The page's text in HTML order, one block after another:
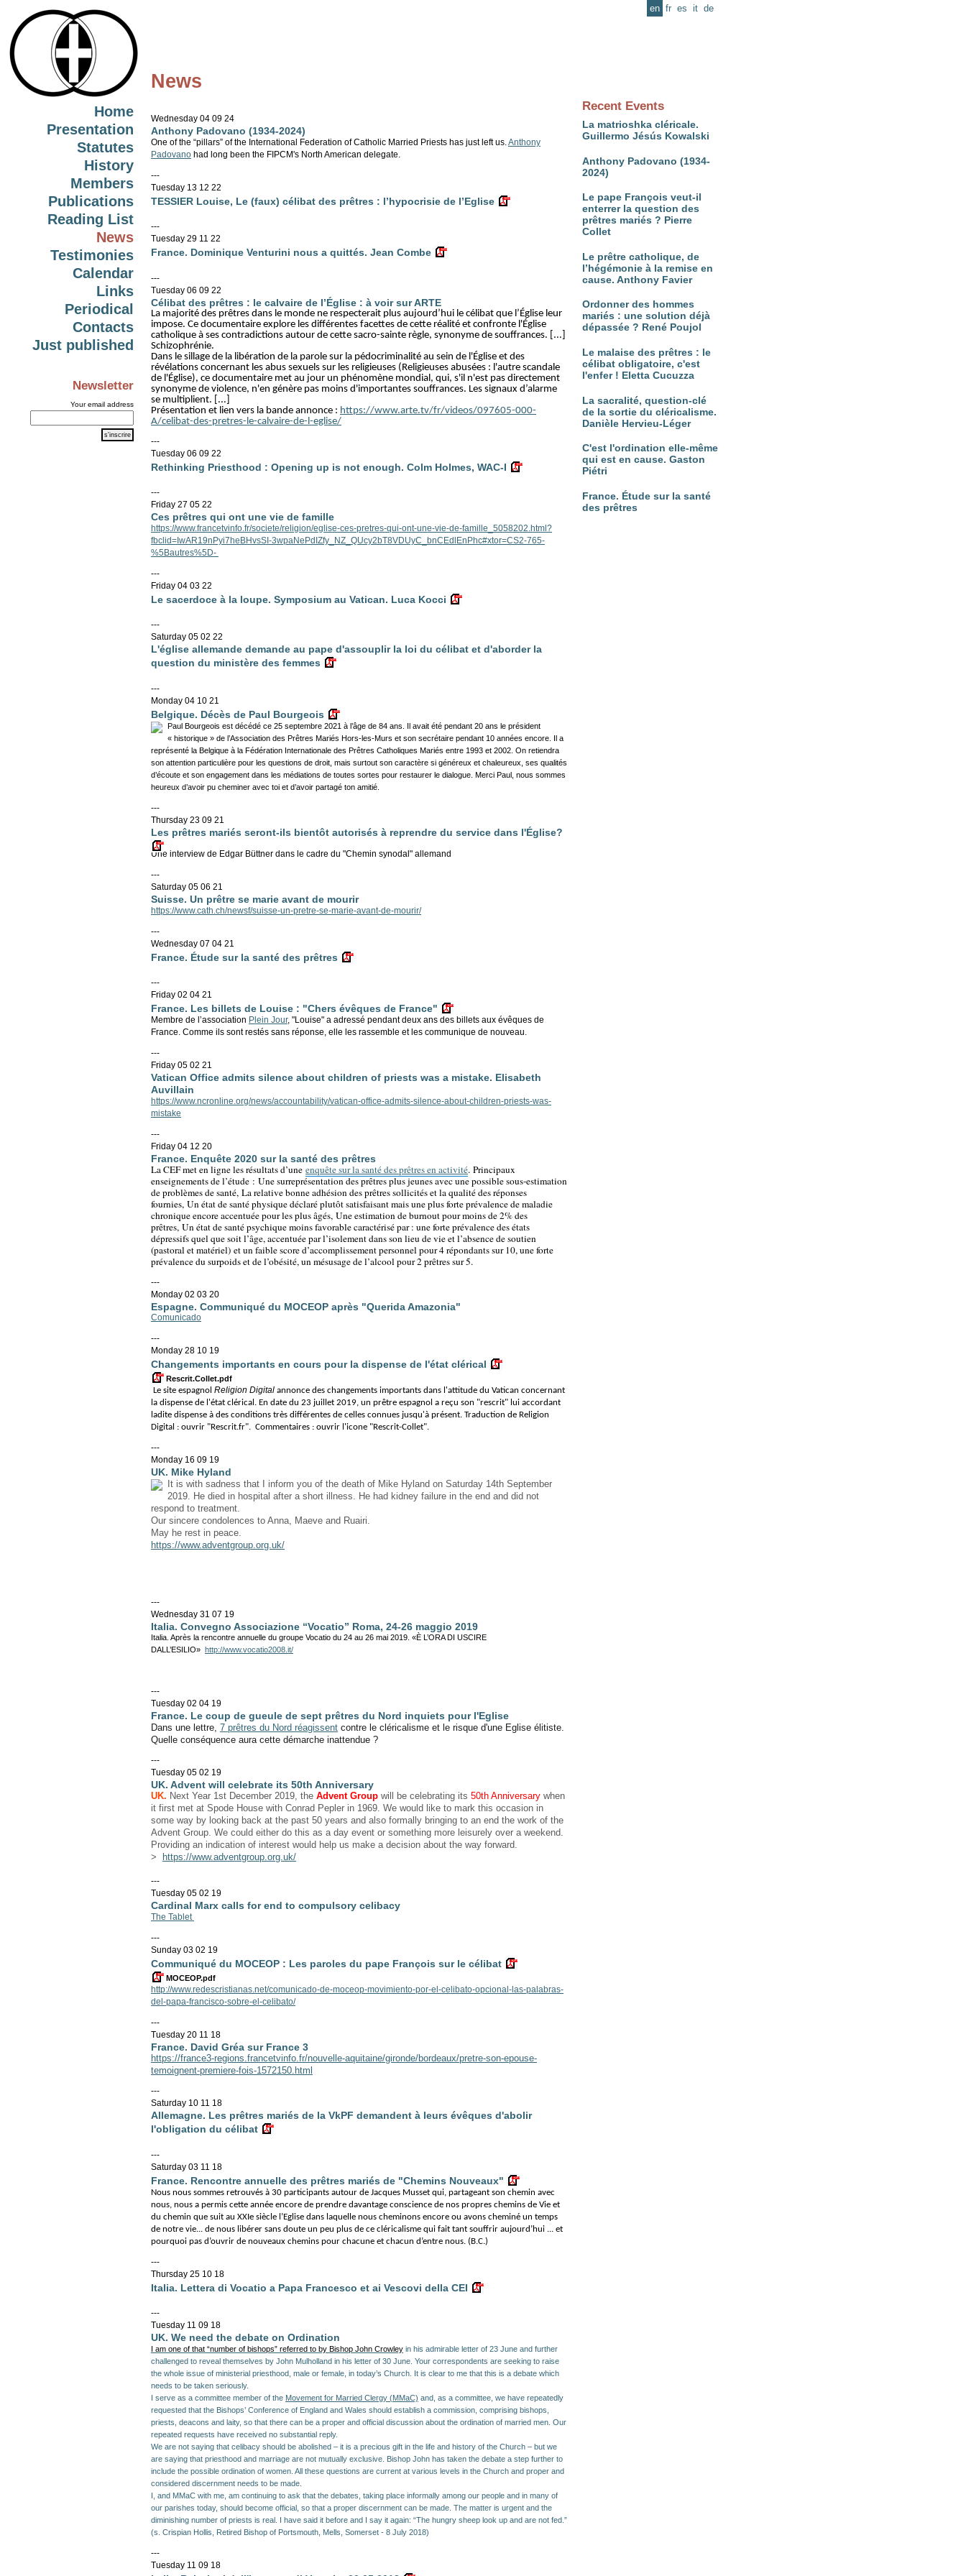
Home
Presentation
Statutes
History
Members
Publications
Reading List
News
Testimonies
Calendar
Links
Periodical
Contacts
Just published
Newsletter
Your email address
en fr es it de
Recent Events
La matrioshka cléricale.
Guillermo Jésús Kowalski
Anthony Padovano (1934-
2024)
Le pape François veut-il
enterrer la question des
prêtres mariés ? Pierre
Collet
Le prêtre catholique, de
l’hégémonie à la remise en
cause. Anthony Favier
Ordonner des hommes
mariés : une solution déjà
dépassée ? René Poujol
Le malaise des prêtres : le
célibat obligatoire, c'est
l'enfer ! Eletta Cucuzza
La sacralité, question-clé
de la sortie du cléricalisme.
Danièle Hervieu-Léger
C'est l'ordination elle-même
qui est en cause. Gaston
Piétri
France. Étude sur la santé
des prêtres
News
Wednesday 04 09 24
Anthony Padovano (1934-2024)
One of the “pillars” of the International Federation of Catholic Married Priests has just left us. Anthony
Padovano had long been the FIPCM's North American delegate.
---
Tuesday 13 12 22
TESSIER Louise, Le (faux) célibat des prêtres : l’hypocrisie de l’Eglise
---
Tuesday 29 11 22
France. Dominique Venturini nous a quittés. Jean Combe
---
Tuesday 06 09 22
Célibat des prêtres : le calvaire de l’Église : à voir sur ARTE
La majorité des prêtres dans le monde ne respecterait plus aujourd’hui le célibat que l’Église leur
impose. Ce documentaire explore les différentes facettes de cette réalité et confronte l'Église
catholique à ses contradictions autour de cette sacro-sainte règle, synonyme de souffrances. [...]
Schizophrénie.
Dans le sillage de la libération de la parole sur la pédocriminalité au sein de l'Église et des
révélations concernant les abus sexuels sur les religieuses (Religieuses abusées : l'autre scandale
de l'Église), ce documentaire met au jour un phénomène mondial, qui, s'il n'est pas directement
synonyme de violence, n'en génère pas moins d'importantes souffrances. Les signaux d’alarme
se multiplient. [...]
Présentation et lien vers la bande annonce : https://www.arte.tv/fr/videos/097605-000-
A/celibat-des-pretres-le-calvaire-de-l-eglise/
---
Tuesday 06 09 22
Rethinking Priesthood : Opening up is not enough. Colm Holmes, WAC-I
---
Friday 27 05 22
Ces prêtres qui ont une vie de famille
https://www.francetvinfo.fr/societe/religion/eglise-ces-pretres-qui-ont-une-vie-de-famille_5058202.html?
fbclid=IwAR19nPyi7heBHvsSI-3wpaNePdIZfy_NZ_QUcy2bT8VDUyC_bnCEdlEnPhc#xtor=CS2-765-
%5Bautres%5D-
---
Friday 04 03 22
Le sacerdoce à la loupe. Symposium au Vatican. Luca Kocci
---
Saturday 05 02 22
L'église allemande demande au pape d'assouplir la loi du célibat et d'aborder la
question du ministère des femmes
---
Monday 04 10 21
Belgique. Décès de Paul Bourgeois
Paul Bourgeois est décédé ce 25 septembre 2021 à l’âge de 84 ans. Il avait été pendant 20 ans le président
« historique » de l’Association des Prêtres Mariés Hors-les-Murs et son secrétaire pendant 10 années encore. Il a
représenté la Belgique à la Fédération Internationale des Prêtres Catholiques Mariés entre 1993 et 2002. On retiendra
son attention particulière pour les questions de droit, mais surtout son caractère si généreux et chaleureux, ses qualités
d’écoute et son engagement dans les médiations de toutes sortes pour restaurer le dialogue. Merci Paul, nous sommes
heureux d’avoir pu cheminer avec toi et d’avoir partagé ton amitié.
---
Thursday 23 09 21
Les prêtres mariés seront-ils bientôt autorisés à reprendre du service dans l'Église?
Une interview de Edgar Büttner dans le cadre du "Chemin synodal" allemand
---
Saturday 05 06 21
Suisse. Un prêtre se marie avant de mourir
https://www.cath.ch/newsf/suisse-un-pretre-se-marie-avant-de-mourir/
---
Wednesday 07 04 21
France. Étude sur la santé des prêtres
---
Friday 02 04 21
France. Les billets de Louise : "Chers évêques de France"
Membre de l’association Plein Jour, "Louise" a adressé pendant deux ans des billets aux évêques de
France. Comme ils sont restés sans réponse, elle les rassemble et les communique de nouveau.
---
Friday 05 02 21
Vatican Office admits silence about children of priests was a mistake. Elisabeth
Auvillain
https://www.ncronline.org/news/accountability/vatican-office-admits-silence-about-children-priests-was-
mistake
---
Friday 04 12 20
France. Enquête 2020 sur la santé des prêtres
La CEF met en ligne les résultats d’une enquête sur la santé des prêtres en activité. Principaux
enseignements de l’étude : Une surreprésentation des prêtres plus jeunes avec une possible sous-estimation
de problèmes de santé, La relative bonne adhésion des prêtres sollicités et la qualité des réponses
fournies, Un état de santé physique déclaré plutôt satisfaisant mais une plus forte prévalence de maladie
chronique encore accentuée pour les plus âgés, Une estimation de burnout pour moins de 2% des
prêtres, Un état de santé psychique moins favorable caractérisé par : une forte prévalence des états
dépressifs quel que soit l’âge, accentuée par l’isolement dans son lieu de vie et l’absence de soutien
(pastoral et matériel) et un faible score d’accomplissement personnel pour 4 répondants sur 10, une forte
prévalence du surpoids et de l’obésité, un mésusage de l’alcool pour 2 prêtres sur 5.
---
Monday 02 03 20
Espagne. Communiqué du MOCEOP après "Querida Amazonia"
Comunicado
---
Monday 28 10 19
Changements importants en cours pour la dispense de l'état clérical
Rescrit.Collet.pdf
Le site espagnol Religion Digital annonce des changements importants dans l'attitude du Vatican concernant
la dispense de l'état clérical. En date du 23 juillet 2019, un prêtre espagnol a reçu son "rescrit" lui accordant
ladite dispense à des conditions très différentes de celles connues jusqu'à présent. Traduction de Religion
Digital : ouvrir "Rescrit.fr". Commentaires : ouvrir l'icone "Rescrit-Collet".
---
Monday 16 09 19
UK. Mike Hyland
It is with sadness that I inform you of the death of Mike Hyland on Saturday 14th September
2019. He died in hospital after a short illness. He had kidney failure in the end and did not
respond to treatment.
Our sincere condolences to Anna, Maeve and Ruairi.
May he rest in peace.
https://www.adventgroup.org.uk/
---
Wednesday 31 07 19
Italia. Convegno Associazione “Vocatio” Roma, 24-26 maggio 2019
Italia. Après la rencontre annuelle du groupe Vocatio du 24 au 26 mai 2019. «È L’ORA DI USCIRE
DALL’ESILIO» http://www.vocatio2008.it/
---
Tuesday 02 04 19
France. Le coup de gueule de sept prêtres du Nord inquiets pour l'Eglise
Dans une lettre, 7 prêtres du Nord réagissent contre le cléricalisme et le risque d'une Eglise élitiste.
Quelle conséquence aura cette démarche inattendue ?
---
Tuesday 05 02 19
UK. Advent will celebrate its 50th Anniversary
UK. Next Year 1st December 2019, the Advent Group will be celebrating its 50th Anniversary when
it first met at Spode House with Conrad Pepler in 1969. We would like to mark this occasion in
some way by looking back at the past 50 years and also formally bringing to an end the work of the
Advent Group. We could either do this as a day event or something more leisurely over a weekend.
Providing an indication of interest would help us make a decision about the way forward.
>
https://www.adventgroup.org.uk/
---
Tuesday 05 02 19
Cardinal Marx calls for end to compulsory celibacy
The Tablet
---
Sunday 03 02 19
Communiqué du MOCEOP : Les paroles du pape François sur le célibat
MOCEOP.pdf
http://www.redescristianas.net/comunicado-de-moceop-movimiento-por-el-celibato-opcional-las-palabras-
del-papa-francisco-sobre-el-celibato/
---
Tuesday 20 11 18
France. David Gréa sur France 3
https://france3-regions.francetvinfo.fr/nouvelle-aquitaine/gironde/bordeaux/pretre-son-epouse-
temoignent-premiere-fois-1572150.html
---
Saturday 10 11 18
Allemagne. Les prêtres mariés de la VkPF demandent à leurs évêques d'abolir
l'obligation du célibat
---
Saturday 03 11 18
France. Rencontre annuelle des prêtres mariés de "Chemins Nouveaux"
Nous nous sommes retrouvés à 30 participants autour de Jacques Musset qui, partageant son chemin avec
nous, nous a permis cette année encore de prendre davantage conscience de nos propres chemins de Vie et
du chemin que suit au XXIe siècle l’Eglise dans laquelle nous cheminons encore ou avons cheminé un temps
de notre vie... de nous libérer sans doute un peu plus de ce cléricalisme qui fait tant souffrir aujourd’hui ... et
pourquoi pas d’ouvrir de nouveaux chemins pour chacune et chacun d’entre nous. (B.C.)
---
Thursday 25 10 18
Italia. Lettera di Vocatio a Papa Francesco et ai Vescovi della CEI
---
Tuesday 11 09 18
UK. We need the debate on Ordination
I am one of that “number of bishops” referred to by Bishop John Crowley in his admirable letter of 23 June and further
challenged to reveal themselves by John Mulholland in his letter of 30 June. Your correspondents are seeking to raise
the whole issue of ministerial priesthood, male or female, in today’s Church. It is clear to me that this is a debate which
needs to be taken seriously.
I serve as a committee member of the Movement for Married Clergy (MMaC) and, as a committee, we have repeatedly
requested that the Bishops’ Conference of England and Wales should establish a commission, comprising bishops,
priests, deacons and laity, so that there can be a proper and official discussion about the ordination of married men. Our
repeated requests have received no substantial reply.
We are not saying that celibacy should be abolished – it is a precious gift in the life and history of the Church – but we
are saying that priesthood and marriage are not mutually exclusive. Bishop John has taken the debate a step further to
include the possible ordination of women. All these questions are current at various levels in the Church and proper and
considered discernment needs to be made.
I, and MMaC with me, am continuing to ask that the debates, taking place informally among our people and in many of
our parishes today, should become official, so that a proper discernment can be made. The matter is urgent and the
diminishing number of priests is real. I have said it before and I say it again: “The hungry sheep look up and are not fed.”
(s. Crispian Hollis, Retired Bishop of Portsmouth, Mells, Somerset - 8 July 2018)
---
Tuesday 11 09 18